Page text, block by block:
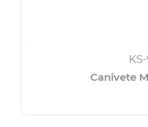
Canivete